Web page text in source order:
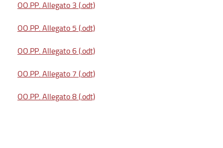
OO.PP. Allegato 3 (.odt)
OO.PP. Allegato 5 (.odt)
OO.PP. Allegato 6 (.odt)
OO.PP. Allegato 7 (.odt)
OO.PP. Allegato 8 (.odt)